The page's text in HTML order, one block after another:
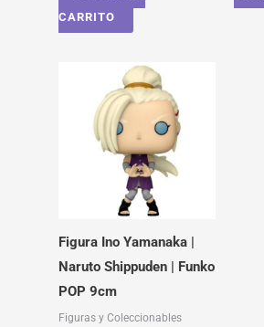
CARRITO
Figura Ino Yamanaka |
Naruto Shippuden | Funko
POP 9cm
Figuras y Coleccionables